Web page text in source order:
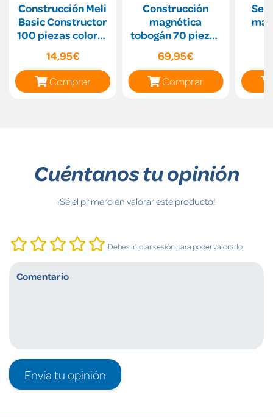
Construcción Meli
Basic Constructor
100 piezas colores
14,95€
Comprar
Construcción
magnética
tobogán 70 piezas
69,95€
Comprar
Set
Cuéntanos tu opinión
¡Sé el primero en valorar este producto!
Debes iniciar sesión para poder valorarlo
Envía tu opinión